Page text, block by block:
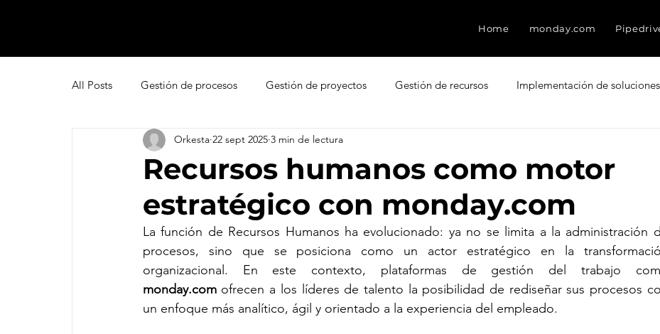
Home monday.com
All Posts Gestión de procesos Gestión de proyectos Gestión de recursos Implementación de soluciones
Pipedrive Smartsheet Resource Management
Innovación Liderazgo Freshsales CRM Experiencia del Agente Ventas
Gestión de leads Marketing Help Desk Eventos Leads Pain Points Seguridad
Atención al cliente omnicanal Net Promoter Score
Recursos humanos como motor
estratégico con monday.com
Orkesta 22 sept 2025 3 min de lectura
La función de Recursos Humanos ha evolucionado: ya no se limita a la administración
procesos, sino que se posiciona como un actor estratégico en la
monday.com ofrecen a los líderes de talento la posibilidad de rediseñar sus procesos
un enfoque más analítico, ágil y orientado a la experiencia del empleado.